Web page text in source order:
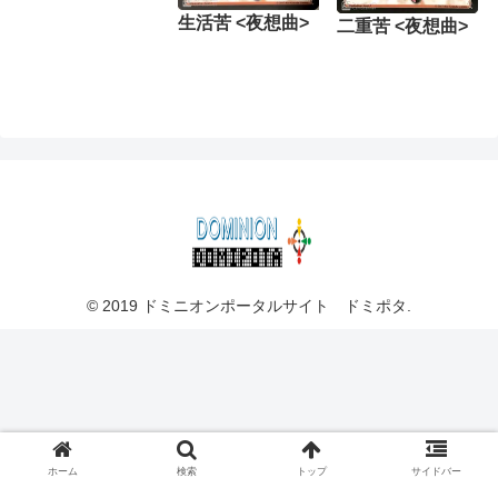
生活苦 <夜想曲> 二重苦 <夜想曲>
© 2019 ドミニオンポータルサイト ドミポタ.
ホーム 検索 トップ サイドバー